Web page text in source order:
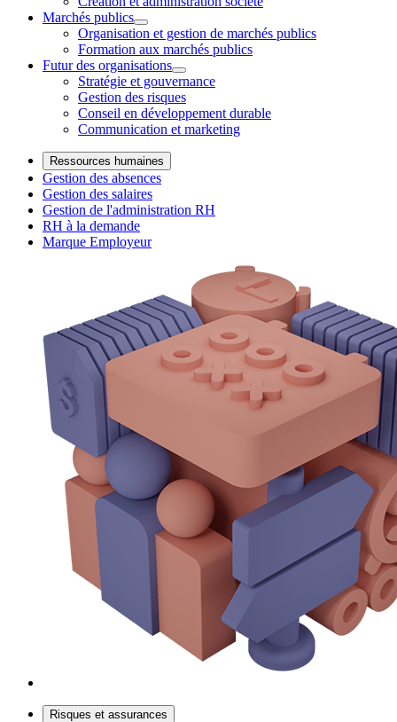
Marchés publics
Organisation et gestion de marchés publics
Formation aux marchés publics
Futur des organisations
Stratégie et gouvernance
Gestion des risques
Conseil en développement durable
Communication et marketing
Ressources humaines
Gestion des absences
Gestion des salaires
Gestion de l'administration RH
RH à la demande
Marque Employeur
Risques et assurances